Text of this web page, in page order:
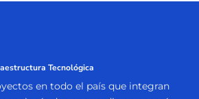
Tecnológica
en todo el país que integran